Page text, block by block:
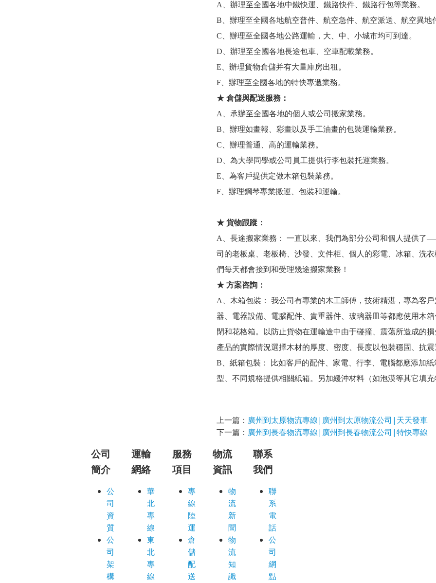
A、辦理至全國各地中鐵快運、鐵路快件、鐵路行包等業務。
B、辦理至全國各地航空普件、航空急件、航空派送、航空異地
C、辦理至全國各地公路運輸，大、中、小城市均可到達。
D、辦理至全國各地長途包車、空車配載業務。
E、辦理貨物倉儲并有大量庫房出租。
F、辦理至全國各地的特快專遞業務。
★ 倉儲與配送服務：
A、承辦至全國各地的個人或公司搬家業務。
B、辦理如畫報、彩畫以及手工油畫的包裝運輸業務。
C、辦理普通、高的運輸業務。
D、為大學同學或公司員工提供行李包裝托運業務。
E、為客戶提供定做木箱包裝業務。
F、辦理鋼琴專業搬運、包裝和運輸。
★ 貨物跟蹤：
A、長途搬家業務： 一直以來、我們為部分公司和個人提供了
司的老板桌、老板椅、沙發、文件柜、個人的彩電、冰箱、洗
們每天都會接到和受理幾途搬家業務！
★ 方案咨詢：
A、木箱包裝： 我公司有專業的木工師傅，技術精湛，專為客
器、電器設備、電腦配件、貴重器件、玻璃器皿等都應使用木
閉和花格箱。以防止貨物在運輸途中由于碰撞、震蕩所造成的
產品的實際情況選擇木材的厚度、密度、長度以包裝穩固、抗震
B、紙箱包裝： 比如客戶的配件、家電、行李、電腦都應添加
型、不同規格提供相關紙箱。另加緩沖材料（如泡漠等其它填充
上一篇： 廣州到太原物流專線|廣州到太原物流公司|天天發車
下一篇： 廣州到長春物流專線|廣州到長春物流公司|特快專線
公司
簡介
公
司
資
質
公
司
架
構
運輸
網絡
華
北
專
線
東
北
專
線
服務
項目
專
線
陸
運
倉
儲
配
送
物流
資訊
物
流
新
聞
物
流
知
識
聯系
我們
聯
系
電
話
公
司
網
點